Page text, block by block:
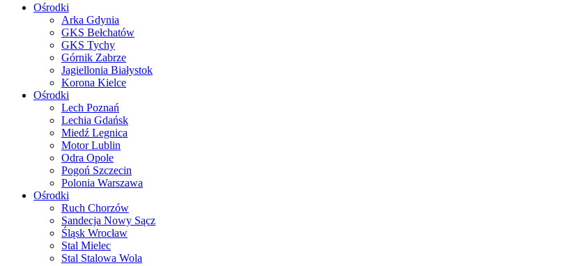
Ośrodki
Arka Gdynia
GKS Bełchatów
GKS Tychy
Górnik Zabrze
Jagiellonia Białystok
Korona Kielce
Ośrodki
Lech Poznań
Lechia Gdańsk
Miedź Legnica
Motor Lublin
Odra Opole
Pogoń Szczecin
Polonia Warszawa
Ośrodki
Ruch Chorzów
Sandecja Nowy Sącz
Śląsk Wrocław
Stal Mielec
Stal Stalowa Wola